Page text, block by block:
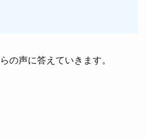
の声に答えていきます。